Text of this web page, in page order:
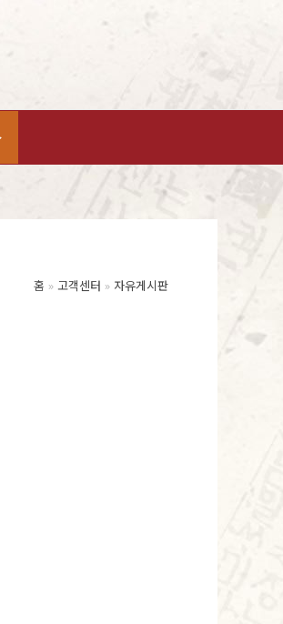
홈 고객센터 자유게시판